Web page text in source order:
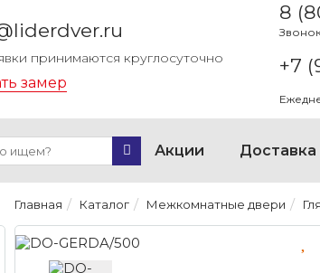
принимаются круглосуточно
замер
8
+7
Акции Доставка
Главная Каталог Межкомнатные двери